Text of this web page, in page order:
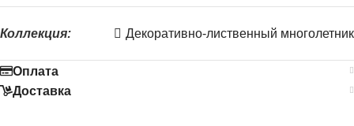
Коллекция: Декоративно-лиственный многолетник
Оплата
Доставка